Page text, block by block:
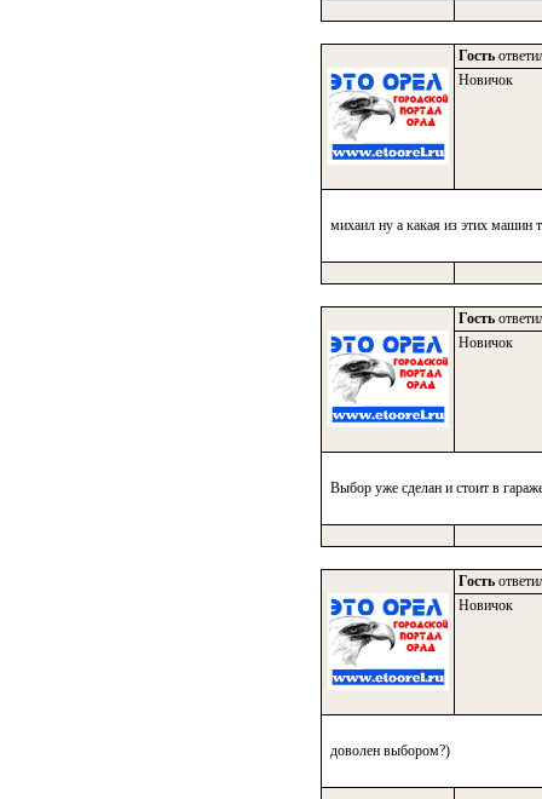
Гость
Новичок
михаил ну а какая из этих машин
Гость
Новичок
Выбор уже сделан и стоит в
Гость
Новичок
доволен выбором?)